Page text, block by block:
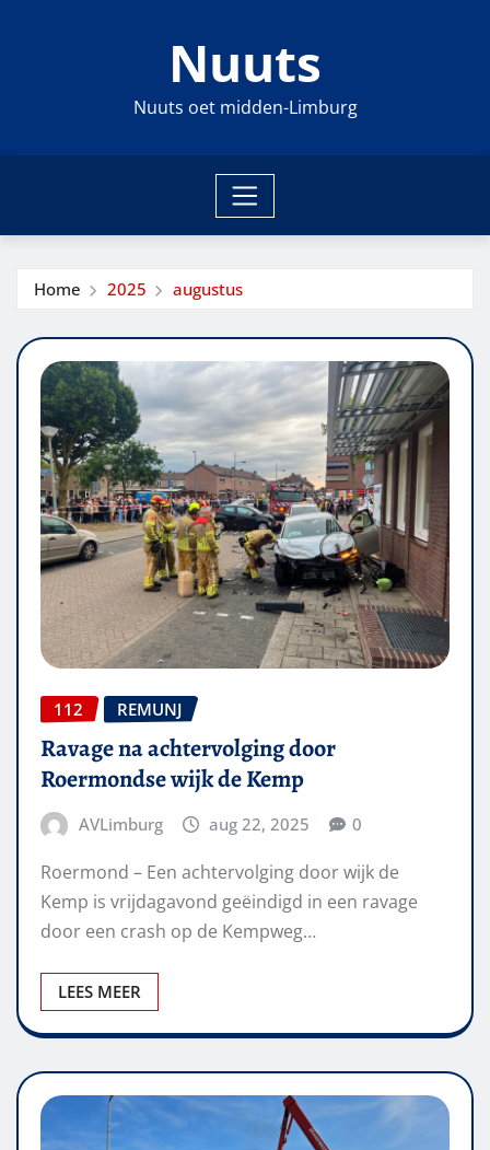
Nuuts
Nuuts oet midden-Limburg
Home 2025 augustus
112 REMUNJ
Ravage na achtervolging door
Roermondse wijk de Kemp
AVLimburg aug 22, 2025 0
Roermond – Een achtervolging door wijk de
Kemp is vrijdagavond geëindigd in een ravage
door een crash op de Kempweg…
LEES MEER